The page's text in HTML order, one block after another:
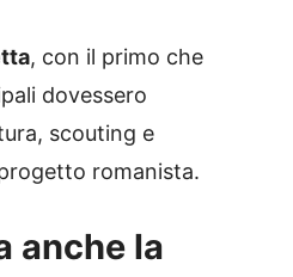
, con il primo che
dovessero
scouting e
romanista.
anche la